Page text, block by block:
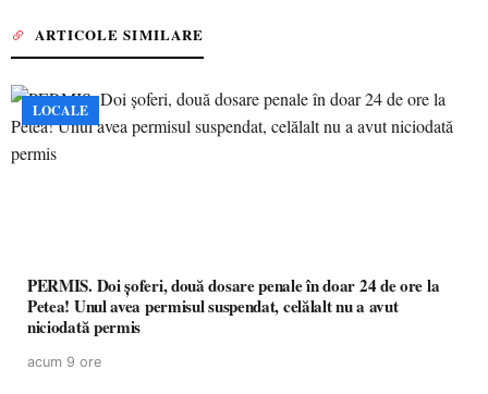
ARTICOLE SIMILARE
LOCALE
PERMIS. Doi șoferi, două dosare penale în doar 24 de ore la
Petea! Unul avea permisul suspendat, celălalt nu a avut
niciodată permis
acum 9 ore